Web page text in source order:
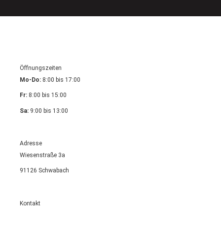
Öffnungszeiten
Mo-Do: 8:00 bis 17:00
Fr: 8:00 bis 15:00
Sa: 9:00 bis 13:00
Adresse
Wiesenstraße 3a
91126 Schwabach
Kontakt